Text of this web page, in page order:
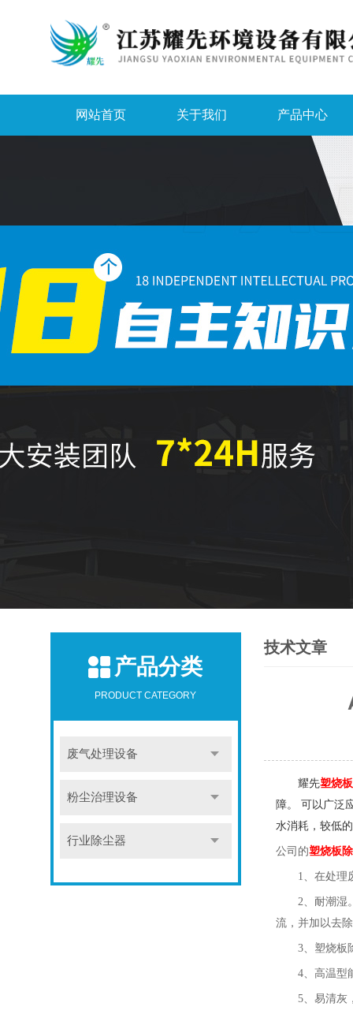
网站首页 关于我们 产品中心
产品分类
PRODUCT CATEGORY
废气处理设备
粉尘治理设备
行业除尘器
技术文章
耀先塑烧
障。 可以广泛
水消耗，较低
公司的塑烧板
1、在处理
2、耐潮湿
流，并加以去
3、塑烧板
4、高温型
5、易清灰